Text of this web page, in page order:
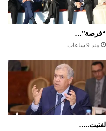
“فرصة”…
منذ 9 ساعات
لفتيت..…